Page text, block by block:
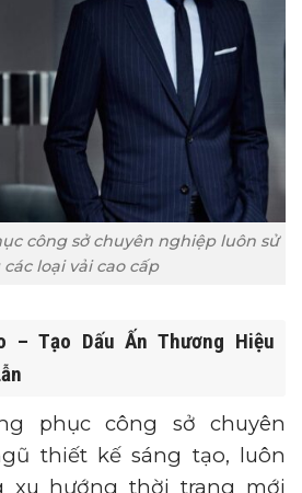
công sở chuyên nghiệp luôn sử
loại vải cao cấp
– Tạo Dấu Ấn Thương Hiệu
phục công sở chuyên
thiết kế sáng tạo, luôn
xu hướng thời trang mới